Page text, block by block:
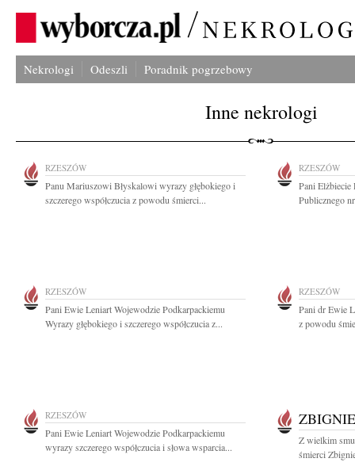
Nekrologi Odeszli Poradnik pogrzebowy
Inne nekrologi
RZESZÓW
Panu Mariuszowi Błyskalowi wyrazy głębokiego i
szczerego współczucia z powodu śmierci...
RZESZÓW
Pani
Publicznego
RZESZÓW
Pani Ewie Leniart Wojewodzie Podkarpackiemu
Wyrazy głębokiego i szczerego współczucia z...
RZESZÓW
Pani dr Ewie
z powodu
RZESZÓW
Pani Ewie Leniart Wojewodzie Podkarpackiemu
wyrazy szczerego współczucia i słowa wsparcia...
Z wielkim
śmierci